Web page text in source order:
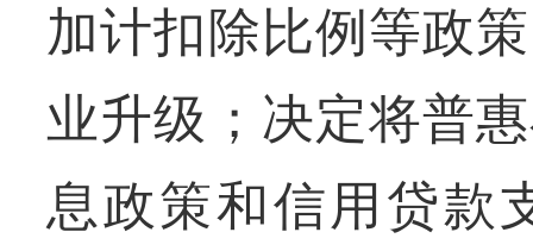
加计扣除比例等政
业升级；决定将普
息政策和信用贷款